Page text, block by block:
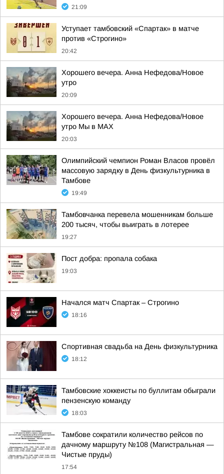
21:09
Уступает тамбовский «Спартак» в матче
против «Строгино»
20:42
Хорошего вечера. Анна Нефедова/Новое
утро
20:09
Хорошего вечера. Анна Нефедова/Новое
утро Мы в MAX
20:03
Олимпийский чемпион Роман Власов провёл
массовую зарядку в День физкультурника в
Тамбове
19:49
Тамбовчанка перевела мошенникам больше
200 тысяч, чтобы выиграть в лотерее
19:27
Пост добра: пропала собака
19:03
Начался матч Спартак – Строгино
18:16
Спортивная свадьба на День физкультурника
18:12
Тамбовские хоккеисты по буллитам обыграли
пензенскую команду
18:03
Тамбове сократили количество рейсов по
дачному маршруту №108 (Магистральная —
Чистые пруды)
17:54